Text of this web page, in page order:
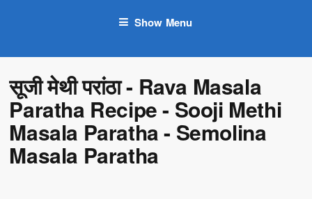
Show Menu
सूजी मेथी परांठा - Rava Masala
Paratha Recipe - Sooji Methi
Masala Paratha - Semolina
Masala Paratha